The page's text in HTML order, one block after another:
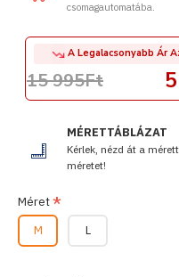
MÉRETTÁBLÁZAT
Kérlek, nézd át a
méretet!
A Legalacsonyabb Ár
15 995Ft
Méret
M
L
csomagautomatába.